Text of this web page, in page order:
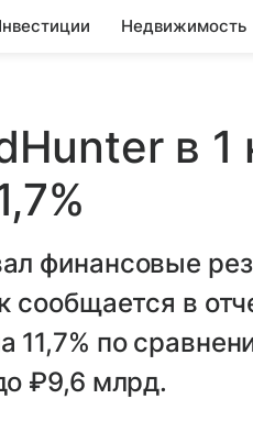
Недвижимость
в 1
финансовые
сообщается в
11,7% по
₽9,6 млрд.